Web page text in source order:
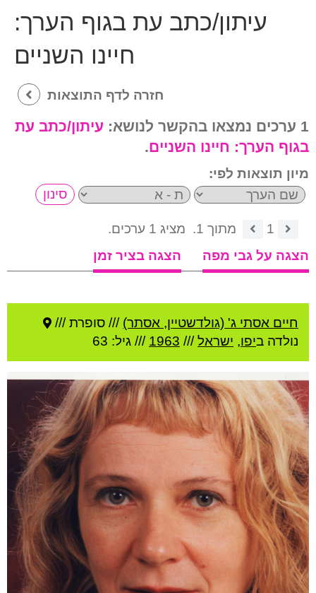
עיתון/כתב עת בגוף הערך:
חיינו השניים
חזרה לדף התוצאות
1 ערכים נמצאו בהקשר לנושא:
עיתון/כתב עת
בגוף הערך: חיינו השניים.
מיון תוצאות לפי:
1 מתוך 1.
מציג 1 ערכים.
הצגה על גבי מפה
הצגה בציר זמן
חיים אסתי ג' (גולדשטיין, אסתר) /// סופרת ///
נולדה ביפו, ישראל///
1963 /// גיל: 63